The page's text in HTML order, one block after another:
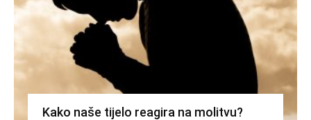
Kako naše tijelo reagira na molitvu?